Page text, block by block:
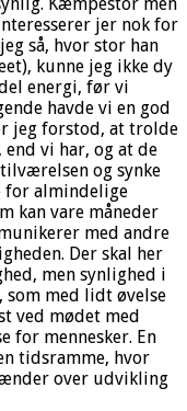
jer nok for
så, hvor stor han
kunne jeg ikke dy
energi, før vi
havde vi en god
jeg forstod, at trolde
vi har, og at de
og synke
for almindelige
kan vare måneder
med andre
Der skal her
men synlighed i
som med lidt øvelse
ved mødet med
for mennesker. En
tidsramme, hvor
over udvikling